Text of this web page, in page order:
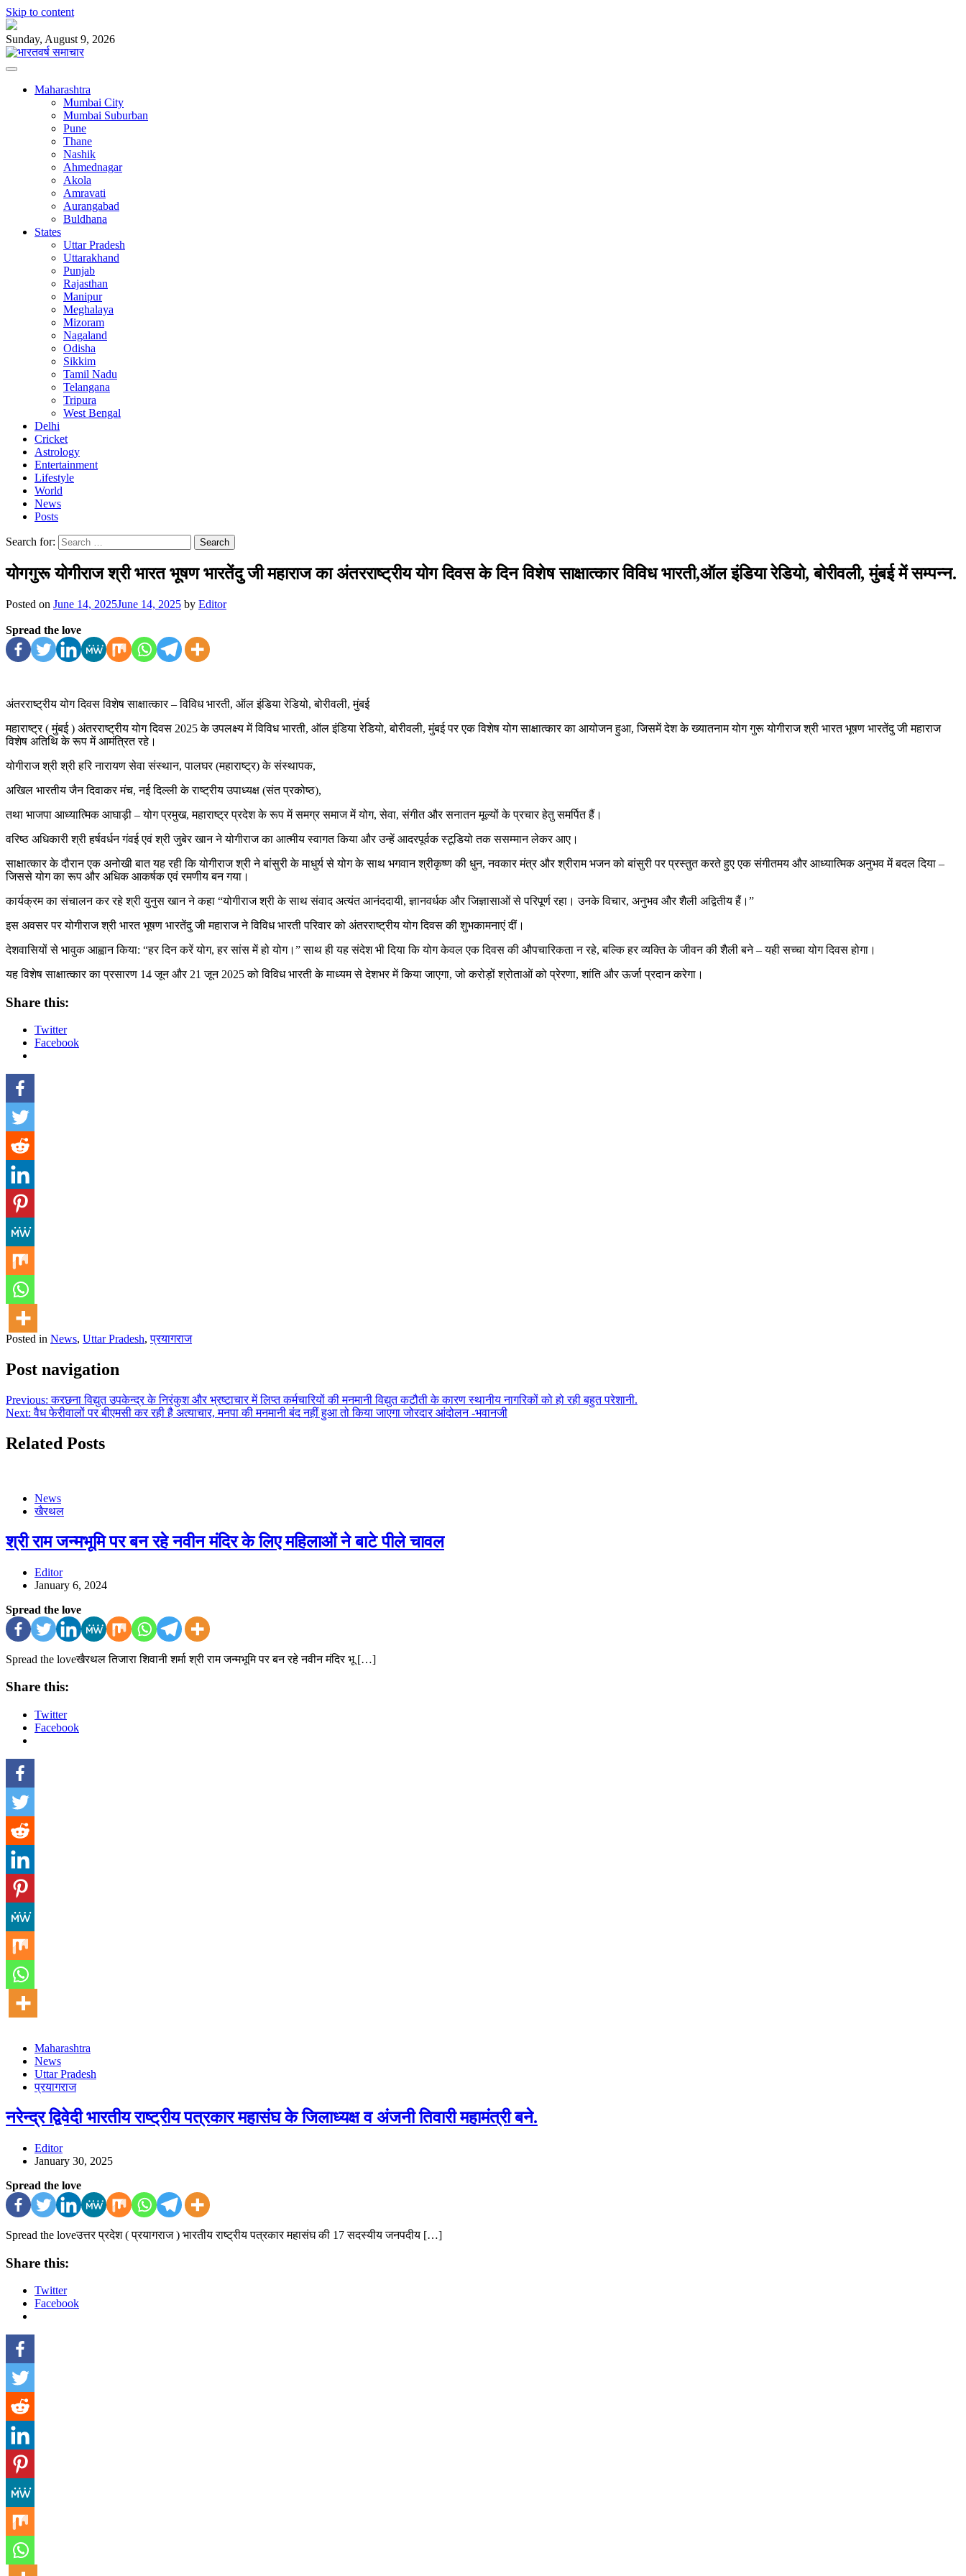
Skip to content
Sunday, August 9, 2026
Maharashtra
Mumbai City
Mumbai Suburban
Pune
Thane
Nashik
Ahmednagar
Akola
Amravati
Aurangabad
Buldhana
States
Uttar Pradesh
Uttarakhand
Punjab
Rajasthan
Manipur
Meghalaya
Mizoram
Nagaland
Odisha
Sikkim
Tamil Nadu
Telangana
Tripura
West Bengal
Delhi
Cricket
Astrology
Entertainment
Lifestyle
World
News
Posts
Search for:
योगगुरू योगीराज श्री भारत भूषण भारतेंदु जी महाराज का अंतरराष्ट्रीय योग दिवस के दिन विशेष साक्षात्कार विविध भारती,ऑल इंडिया रेडियो, बोरीवली, मुंबई में सम्पन्न.
Posted on June 14, 2025June 14, 2025 by Editor
Spread the love
अंतरराष्ट्रीय योग दिवस विशेष साक्षात्कार – विविध भारती, ऑल इंडिया रेडियो, बोरीवली, मुंबई
महाराष्ट्र ( मुंबई ) अंतरराष्ट्रीय योग दिवस 2025 के उपलक्ष्य में विविध भारती, ऑल इंडिया रेडियो, बोरीवली, मुंबई पर एक विशेष योग साक्षात्कार का आयोजन हुआ, जिसमें देश के ख्यातनाम योग गुरू योगीराज श्री भारत भूषण भारतेंदु जी महाराज
विशेष अतिथि के रूप में आमंत्रित रहे।
योगीराज श्री श्री हरि नारायण सेवा संस्थान, पालघर (महाराष्ट्र) के संस्थापक,
अखिल भारतीय जैन दिवाकर मंच, नई दिल्ली के राष्ट्रीय उपाध्यक्ष (संत प्रकोष्ठ),
तथा भाजपा आध्यात्मिक आघाड़ी – योग प्रमुख, महाराष्ट्र प्रदेश के रूप में समग्र समाज में योग, सेवा, संगीत और सनातन मूल्यों के प्रचार हेतु समर्पित हैं।
वरिष्ठ अधिकारी श्री हर्षवर्धन गंवई एवं श्री जुबेर खान ने योगीराज का आत्मीय स्वागत किया और उन्हें आदरपूर्वक स्टूडियो तक ससम्मान लेकर आए।
साक्षात्कार के दौरान एक अनोखी बात यह रही कि योगीराज श्री ने बांसुरी के माधुर्य से योग के साथ भगवान श्रीकृष्ण की धुन, नवकार मंत्र और श्रीराम भजन को बांसुरी पर प्रस्तुत करते हुए एक संगीतमय और आध्यात्मिक अनुभव में बदल दिया –
जिससे योग का रूप और अधिक आकर्षक एवं रमणीय बन गया।
कार्यक्रम का संचालन कर रहे श्री युनुस खान ने कहा “योगीराज श्री के साथ संवाद अत्यंत आनंददायी, ज्ञानवर्धक और जिज्ञासाओं से परिपूर्ण रहा। उनके विचार, अनुभव और शैली अद्वितीय हैं।”
इस अवसर पर योगीराज श्री भारत भूषण भारतेंदु जी महाराज ने विविध भारती परिवार को अंतरराष्ट्रीय योग दिवस की शुभकामनाएं दीं।
देशवासियों से भावुक आह्वान किया: “हर दिन करें योग, हर सांस में हो योग।” साथ ही यह संदेश भी दिया कि योग केवल एक दिवस की औपचारिकता न रहे, बल्कि हर व्यक्ति के जीवन की शैली बने – यही सच्चा योग दिवस होगा।
यह विशेष साक्षात्कार का प्रसारण 14 जून और 21 जून 2025 को विविध भारती के माध्यम से देशभर में किया जाएगा, जो करोड़ों श्रोताओं को प्रेरणा, शांति और ऊर्जा प्रदान करेगा।
Share this:
Twitter
Facebook
Posted in News, Uttar Pradesh,प्रयागराज
Post navigation
Previous: करछना विद्युत उपकेन्द्र के निरंकुश और भ्रष्टाचार में लिप्त कर्मचारियों की मनमानी विद्युत कटौती के कारण स्थानीय नागरिकों को हो रही बहुत परेशानी.
Next: वैध फेरीवालों पर बीएमसी कर रही है अत्याचार, मनपा की मनमानी बंद नहीं हुआ तो किया जाएगा जोरदार आंदोलन -भवानजी
Related Posts
News
खैरथल
श्री राम जन्मभूमि पर बन रहे नवीन मंदिर के लिए महिलाओं ने बाटे पीले चावल
Editor
January 6, 2024
Spread the love
Spread the loveखैरथल तिजारा शिवानी शर्मा श्री राम जन्मभूमि पर बन रहे नवीन मंदिर भू […]
Share this:
Twitter
Facebook
Maharashtra
News
Uttar Pradesh
प्रयागराज
नरेन्द्र द्विवेदी भारतीय राष्ट्रीय पत्रकार महासंघ के जिलाध्यक्ष व अंजनी तिवारी महामंत्री बने.
Editor
January 30, 2025
Spread the love
Spread the loveउत्तर प्रदेश ( प्रयागराज ) भारतीय राष्ट्रीय पत्रकार महासंघ की 17 सदस्यीय जनपदीय […]
Share this:
Twitter
Facebook